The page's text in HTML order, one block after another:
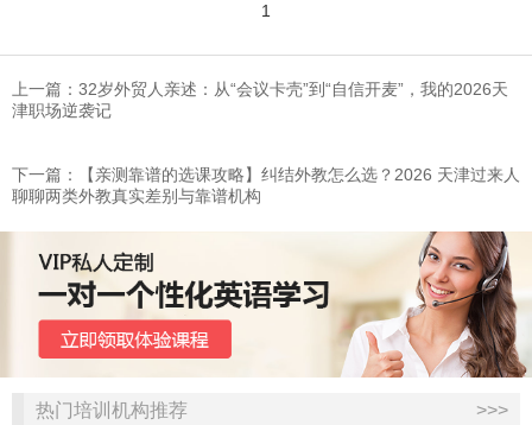
1
上一篇：32岁外贸人亲述：从“会议卡壳”到“自信开麦”，我的2026天
津职场逆袭记
下一篇：【亲测靠谱的选课攻略】纠结外教怎么选？2026 天津过来人
聊聊两类外教真实差别与靠谱机构
热门培训机构推荐 >>>